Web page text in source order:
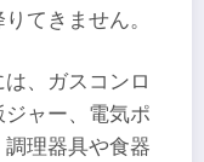
てきません。
、ガスコンロ
ャー、電気ポ
理器具や食器